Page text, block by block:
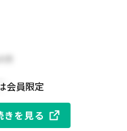
会員限定
を見る